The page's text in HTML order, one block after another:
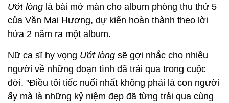
Ướt lòng là bài mở màn cho album phòng thu thứ 5
của Văn Mai Hương, dự kiến hoàn thành theo lời
hứa 2 năm ra một album.
Nữ ca sĩ hy vọng Ướt lòng sẽ gợi nhắc cho nhiều
người về những đoạn tình đã trải qua trong cuộc
đời. "Điều tôi tiếc nuối nhất không phải là con người
ấy mà là những kỷ niệm đẹp đã từng trải qua cùng